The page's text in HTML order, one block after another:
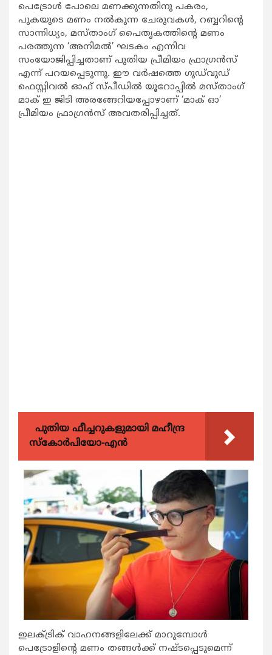
പെട്രോള്‍ പോലെ മണക്കുന്നതിനു പകരം,
പുകയുടെ മണം നല്‍കുന്ന ചേരുവകള്‍, റബ്ബറിന്റെ
സാന്നിധ്യം, മസ്താംഗ് പൈതൃകത്തിന്റെ മണം
പരത്തുന്ന ‘അനിമല്‍’ ഘടകം എന്നിവ
സംയോജിപ്പിച്ചതാണ് പുതിയ പ്രീമിയം ഫ്രാഗ്രന്‍സ്
എന്ന് പറയപ്പെടുന്നു. ഈ വര്‍ഷത്തെ ഗുഡ്‌വുഡ്
ഫെസ്റ്റിവല്‍ ഓഫ് സ്പീഡില്‍ യൂറോപ്പില്‍ മസ്താംഗ്
മാക് ഇ ജിടി അരങ്ങേറിയപ്പോഴാണ് ‘മാക് ഓ’
പ്രീമിയം ഫ്രാഗ്രന്‍സ് അവതരിപ്പിച്ചത്.
പുതിയ ഫീച്ചറുകളുമായി മഹീന്ദ്ര
സ്കോർപിയോ-എൻ
ഇലക്ട്രിക് വാഹനങ്ങളിലേക്ക് മാറുമ്പോള്‍
പെട്രോളിന്റെ മണം തങ്ങള്‍ക്ക് നഷ്ടപ്പെടുമെന്ന്